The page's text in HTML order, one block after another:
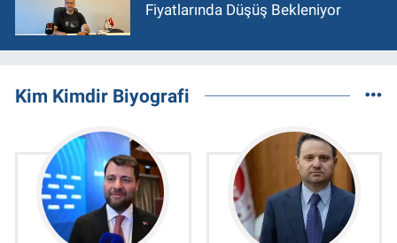
Fiyatlarında Düşüş Bekleniyor
Kim Kimdir Biyografi